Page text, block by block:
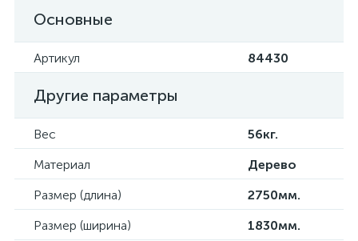
Основные
Артикул 84430
Другие параметры
Вес
56кг.
Материал
Дерево
Размер (длина)
2750мм.
Размер (ширина)
1830мм.